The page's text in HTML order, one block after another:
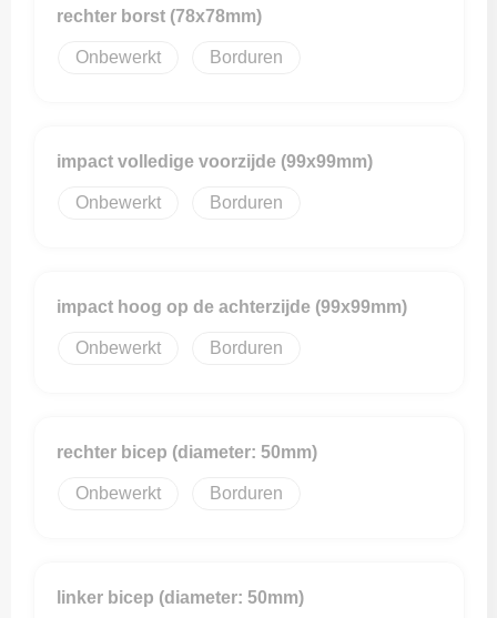
rechter borst (78x78mm)
Onbewerkt Borduren
impact volledige voorzijde (99x99mm)
Onbewerkt Borduren
impact hoog op de achterzijde (99x99mm)
Onbewerkt Borduren
rechter bicep (diameter: 50mm)
Onbewerkt Borduren
linker bicep (diameter: 50mm)